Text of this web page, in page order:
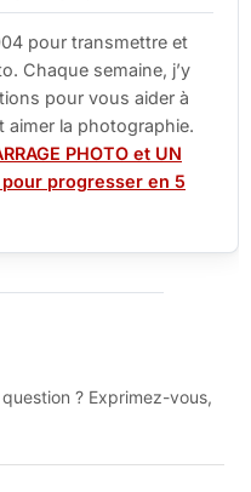
pour transmettre et
Chaque semaine, j’y
pour vous aider à
aimer la photographie.
PHOTO et UN
pour progresser en 5
? Exprimez-vous,